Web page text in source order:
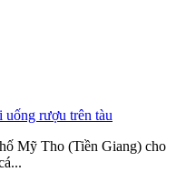
rượu trên tàu
Mỹ Tho (Tiền Giang) cho